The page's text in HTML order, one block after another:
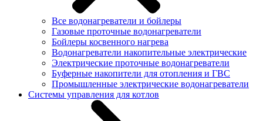
Все водонагреватели и бойлеры
Газовые проточные водонагреватели
Бойлеры косвенного нагрева
Водонагреватели накопительные электрические
Электрические проточные водонагреватели
Буферные накопители для отопления и ГВС
Промышленные электрические водонагреватели
Системы управления для котлов